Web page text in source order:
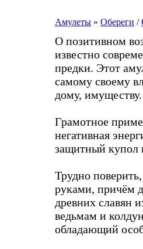
Амулеты » Обереги /
О позитивном
известно
предки. Этот
самому своему
дому, имуществу.
Грамотное
негативная
защитный купол
Трудно
руками, причём
древних славян
ведьмам и
обладающий